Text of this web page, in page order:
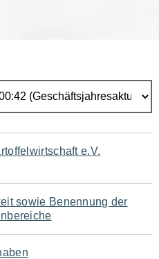
e.V.
sowie Benennung der